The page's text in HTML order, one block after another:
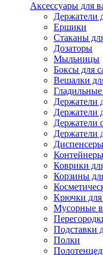
Аксессуары для
Держатели
Ершики
Стаканы
Дозаторы
Мыльницы
Боксы для
Вешалки
Держатели
Держатели
Держатели
Держатели
Коврики
Корзины
Крючки
Мусорные
Подставки
Полки